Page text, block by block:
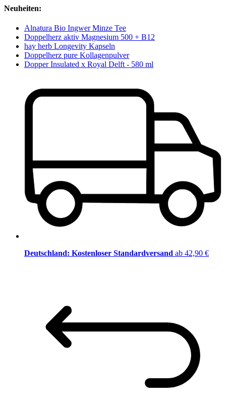
Neuheiten:
Alnatura Bio Ingwer Minze Tee
Doppelherz aktiv Magnesium 500 + B12
hay herb Longevity Kapseln
Doppelherz pure Kollagenpulver
Dopper Insulated x Royal Delft - 580 ml
Deutschland: Kostenloser Standardversand ab 42,90 €